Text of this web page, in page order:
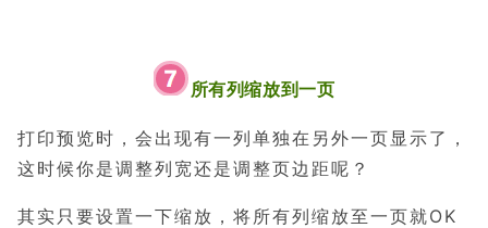
所有列缩放到一页
打印预览时，会出现有一列单独在另外一页显示了，
这时候你是调整列宽还是调整页边距呢？
其实只要设置一下缩放，将所有列缩放至一页就OK